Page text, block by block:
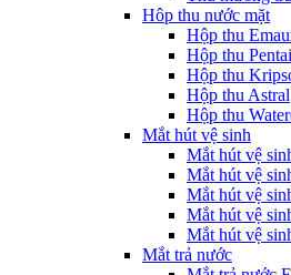
Hôp thu nước mặt
Hộp thu
Hộp thu
Hộp thu
Hộp thu Astral
Hộp thu
Mắt hút vệ sinh
Mắt hút vệ
Mắt hút vệ
Mắt hút vệ
Mắt hút vệ
Mắt hút vệ
Mắt trả nước